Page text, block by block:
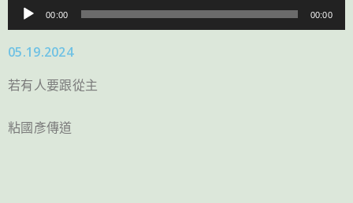
訊
播
放
00:00 00:00
05.19.2024
若有人要跟從主
粘國彥傳道